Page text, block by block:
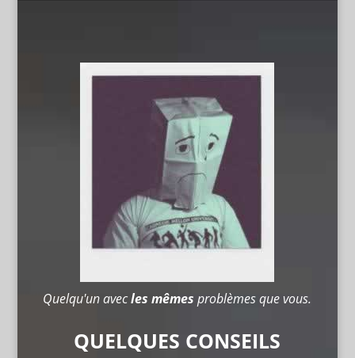
Quelqu'un avecles mêmesproblèmes que vous.
QUELQUES CONSEILS